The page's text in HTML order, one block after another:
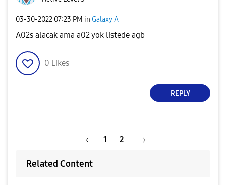
‎03-30-2022 07:23 PM in Galaxy A
A02s alacak ama a02 yok listede agb
0 Likes
REPLY
1 2
Related Content